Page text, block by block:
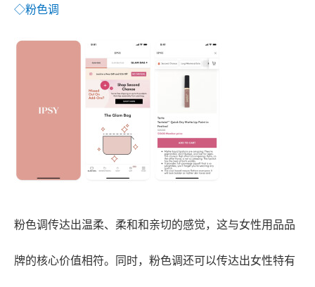
◇粉色调
粉色调传达出温柔、柔和和亲切的感觉，这与女性用品品
牌的核心价值相符。同时，粉色调还可以传达出女性特有